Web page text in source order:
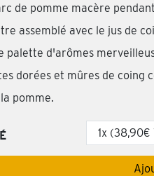
de pomme macère
assemblé avec le jus de
palette d'arômes
dorées et mûres de coing
pomme.